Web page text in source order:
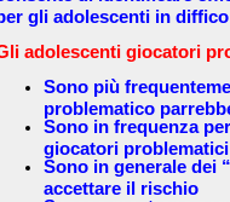
gli adolescenti in
adolescenti giocatori
Sono più
problematico
Sono in frequenza
giocatori
Sono in generale dei
accettare il rischio